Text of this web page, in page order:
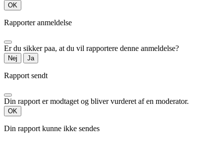
OK
Rapporter anmeldelse
Er du sikker paa, at du vil rapportere denne anmeldelse?
Nej Ja
Rapport sendt
Din rapport er modtaget og bliver vurderet af en moderator.
OK
Din rapport kunne ikke sendes